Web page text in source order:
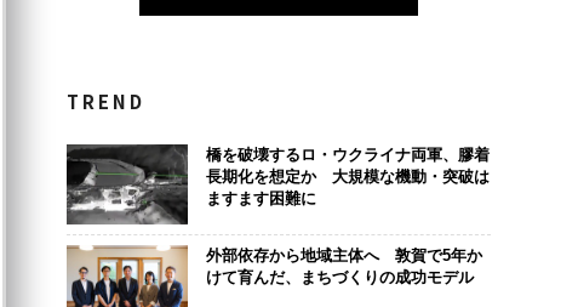
TREND
橋を破壊するロ・ウクライナ両軍、膠着
長期化を想定か 大規模な機動・突破は
ますます困難に
外部依存から地域主体へ 敦賀で5年か
けて育んだ、まちづくりの成功モデル